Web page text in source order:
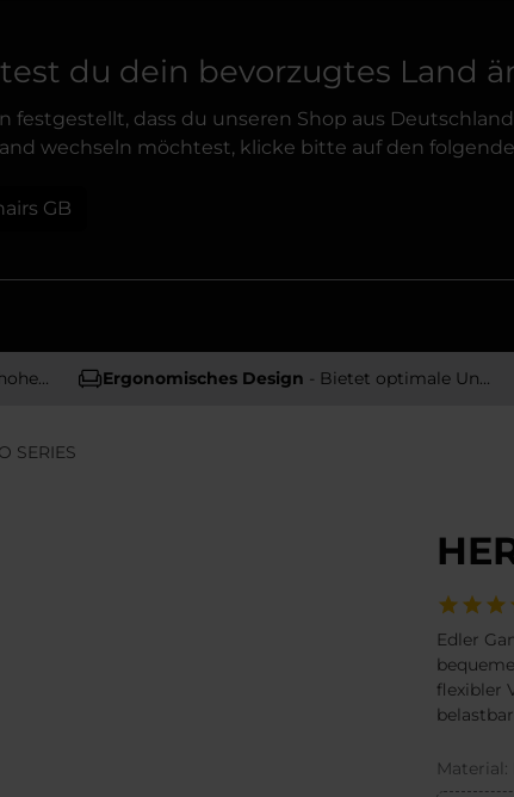
du dein bevorzugtes Land
festgestellt, dass du unseren Shop aus
wechseln möchtest, klicke bitte auf den
GB
Ergonomisches Design - Bietet optimale Unterstützung und Komfort
SERIES
Edler
flexibler
Material: